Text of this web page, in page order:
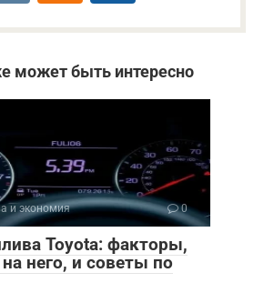
может быть интересно
и экономия 0
Toyota: факторы,
него, и советы по